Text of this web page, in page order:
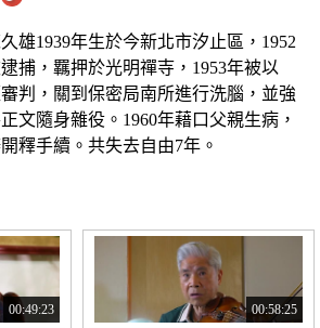
雄1939年生於今新北市汐止區，1952
捕，羈押於光明禪寺，1953年被以
審判，關到保密局南所進行洗腦，並強
文隨身雜役。1960年藉口父親生病，
釋手續。共失去自由7年。
00:49:23 00:58:25